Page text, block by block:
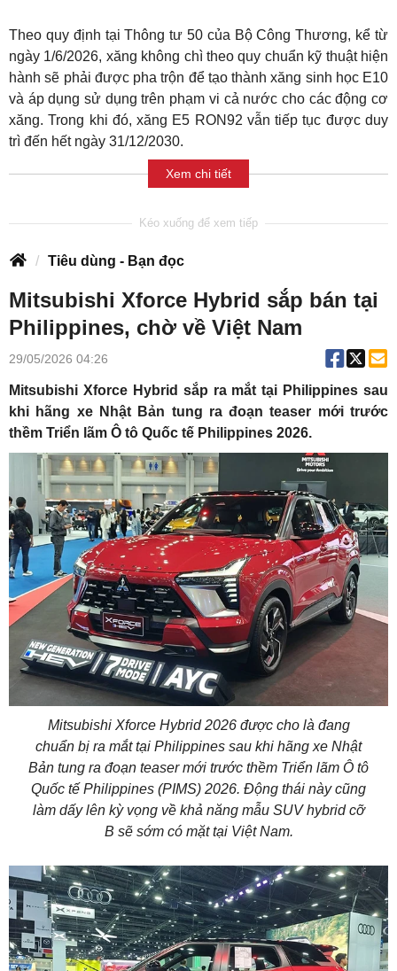
Theo quy định tại Thông tư 50 của Bộ Công Thương, kể từ
ngày 1/6/2026, xăng không chì theo quy chuẩn kỹ thuật hiện
hành sẽ phải được pha trộn để tạo thành xăng sinh học E10
và áp dụng sử dụng trên phạm vi cả nước cho các động cơ
xăng. Trong khi đó, xăng E5 RON92 vẫn tiếp tục được duy
trì đến hết ngày 31/12/2030.
Xem chi tiết
Tiêu dùng - Bạn đọc
Mitsubishi Xforce Hybrid sắp bán tại
Philippines, chờ về Việt Nam
29/05/2026 04:26
Mitsubishi Xforce Hybrid sắp ra mắt tại Philippines sau
khi hãng xe Nhật Bản tung ra đoạn teaser mới trước
thềm Triển lãm Ô tô Quốc tế Philippines 2026.
Mitsubishi Xforce Hybrid 2026 được cho là đang
chuẩn bị ra mắt tại Philippines sau khi hãng xe Nhật
Bản tung ra đoạn teaser mới trước thềm Triển lãm Ô tô
Quốc tế Philippines (PIMS) 2026. Động thái này cũng
làm dấy lên kỳ vọng về khả năng mẫu SUV hybrid cỡ
B sẽ sớm có mặt tại Việt Nam.